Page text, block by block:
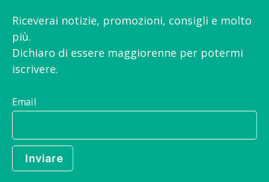
Riceverai notizie, promozioni, consigli e molto
più.
Dichiaro di essere maggiorenne per potermi
iscrivere.
Email